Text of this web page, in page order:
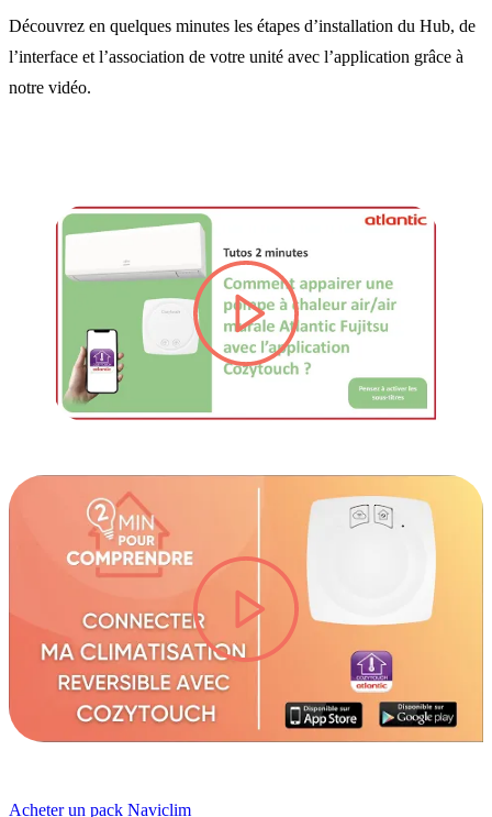
Découvrez en quelques minutes les étapes d’installation du Hub, de
l’interface et l’association de votre unité avec l’application grâce à
notre vidéo.
lire la vidéo
lire la vidéo
Acheter un pack Naviclim